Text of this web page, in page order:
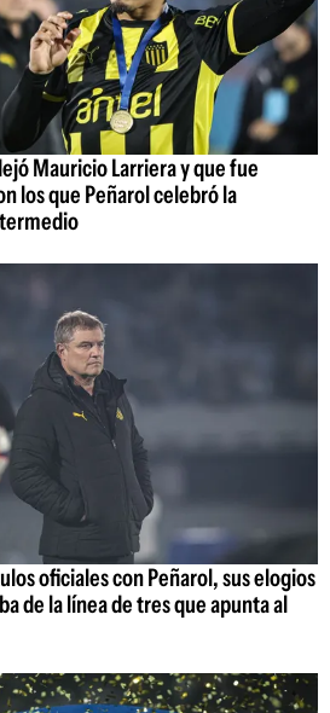
Mauricio Larriera y que fue
los que Peñarol celebró la
oficiales con Peñarol, sus elogios
de la línea de tres que apunta al